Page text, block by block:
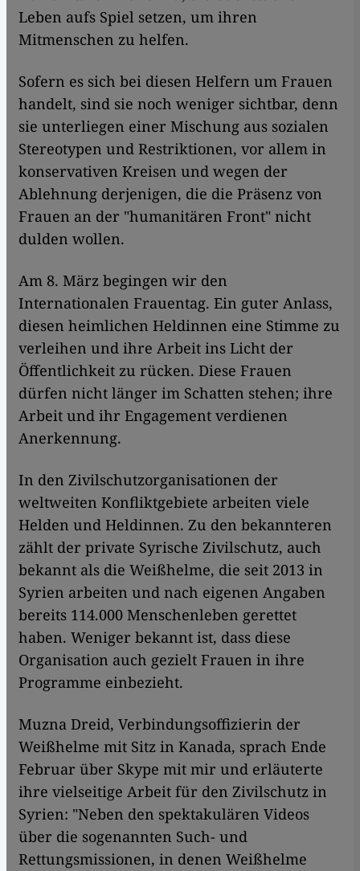
Leben aufs Spiel setzen, um ihren
Mitmenschen zu helfen.
Sofern es sich bei diesen Helfern um Frauen
handelt, sind sie noch weniger sichtbar, denn
sie unterliegen einer Mischung aus sozialen
Stereotypen und Restriktionen, vor allem in
konservativen Kreisen und wegen der
Ablehnung derjenigen, die die Präsenz von
Frauen an der "humanitären Front" nicht
dulden wollen.
Am 8. März begingen wir den
Internationalen Frauentag. Ein guter Anlass,
diesen heimlichen Heldinnen eine Stimme zu
verleihen und ihre Arbeit ins Licht der
Öffentlichkeit zu rücken. Diese Frauen
dürfen nicht länger im Schatten stehen; ihre
Arbeit und ihr Engagement verdienen
Anerkennung.
In den Zivilschutzorganisationen der
weltweiten Konfliktgebiete arbeiten viele
Helden und Heldinnen. Zu den bekannteren
zählt der private Syrische Zivilschutz, auch
bekannt als die Weißhelme, die seit 2013 in
Syrien arbeiten und nach eigenen Angaben
bereits 114.000 Menschenleben gerettet
haben. Weniger bekannt ist, dass diese
Organisation auch gezielt Frauen in ihre
Programme einbezieht.
Muzna Dreid, Verbindungsoffizierin der
Weißhelme mit Sitz in Kanada, sprach Ende
Februar über Skype mit mir und erläuterte
ihre vielseitige Arbeit für den Zivilschutz in
Syrien: "Neben den spektakulären Videos
über die sogenannten Such- und
Rettungsmissionen, in denen Weißhelme